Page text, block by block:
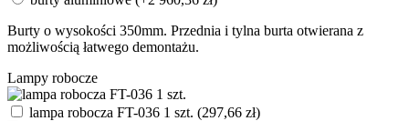
Burty o wysokości 350mm. Przednia i tylna burta otwierana z
możliwością łatwego demontażu.
Lampy robocze
lampa robocza FT-036 1 szt. (297,66 zł)